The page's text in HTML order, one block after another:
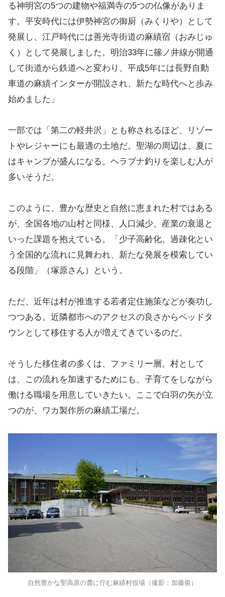
る神明宮の5つの建物や福満寺の5つの仏像がありま
す。平安時代には伊勢神宮の御厨（みくりや）として
発展し、江戸時代には善光寺街道の麻績宿（おみじゅ
く）として発展しました。明治33年に篠ノ井線が開通
して街道から鉄道へと変わり、平成5年には長野自動
車道の麻績インターが開設され、新たな時代へと歩み
始めました」
一部では「第二の軽井沢」とも称されるほど、リゾー
トやレジャーにも最適の土地だ。聖湖の周辺は、夏に
はキャンプが盛んになる。ヘラブナ釣りを楽しむ人が
多いそうだ。
このように、豊かな歴史と自然に恵まれた村ではある
が、全国各地の山村と同様、人口減少、産業の衰退と
いった課題を抱えている。「少子高齢化、過疎化とい
う全国的な流れに見舞われ、新たな発展を模索してい
る段階」（塚原さん）という。
ただ、近年は村が推進する若者定住施策などが奏功し
つつある。近隣都市へのアクセスの良さからベッドタ
ウンとして移住する人が増えてきているのだ。
そうした移住者の多くは、ファミリー層。村として
は、この流れを加速するためにも、子育てをしながら
働ける職場を用意していきたい。ここで白羽の矢が立
つのが、ワカ製作所の麻績工場だ。
自然豊かな聖高原の麓に佇む麻績村役場（撮影：加藤俊）